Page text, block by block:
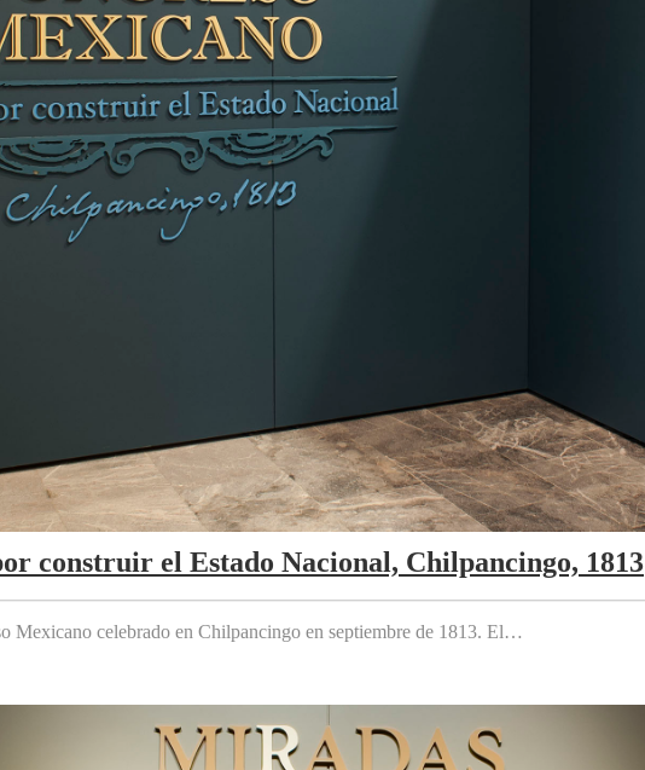
construir el Estado Nacional, Chilpancingo, 1813
Mexicano celebrado en Chilpancingo en septiembre de 1813. El…